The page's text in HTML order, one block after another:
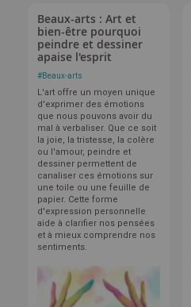
Beaux-arts : Art et
bien-être pourquoi
peindre et dessiner
apaise l'esprit
#Beaux-arts
L'art offre un moyen unique
d'exprimer des émotions
que nous pouvons avoir du
mal à verbaliser. Que ce soit
la joie, la tristesse, la colère
ou l'amour, peindre et
dessiner permettent de
canaliser ces émotions sur
une toile ou une feuille de
papier. Cette forme
d'expression personnelle
aide à clarifier nos pensées
et à mieux comprendre nos
sentiments.